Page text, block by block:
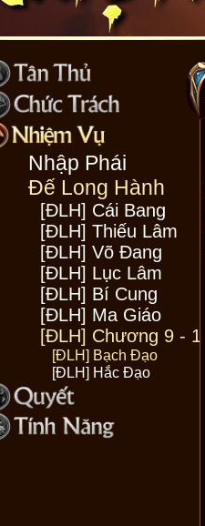
Nhập Phái
Đế Long Hành
[ĐLH] Cái Bang
[ĐLH] Thiếu Lâm
[ĐLH] Võ Đang
[ĐLH] Lục Lâm
[ĐLH] Bí Cung
[ĐLH] Ma Giáo
[ĐLH] Chương 9 - 12
[ĐLH] Bạch Đạo
[ĐLH] Hắc Đạo